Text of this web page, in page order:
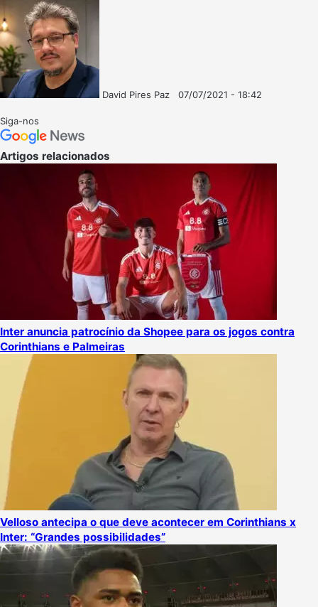
David Pires Paz
07/07/2021 - 18:42
Siga-nos
Artigos relacionados
Inter anuncia patrocínio da Shopee para os jogos contra
Corinthians e Palmeiras
Velloso antecipa o que deve acontecer em Corinthians x
Inter: “Grandes possibilidades”